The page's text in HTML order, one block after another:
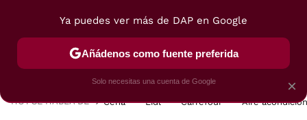
POSTRES VIAJES SELECCIÓN VEGUI
HOY SE HABLA DE Cena Lidl Carrefour Aire
×
Ya puedes ver más de DAP en Google
Añádenos como fuente preferida
Solo necesitas una cuenta de Google